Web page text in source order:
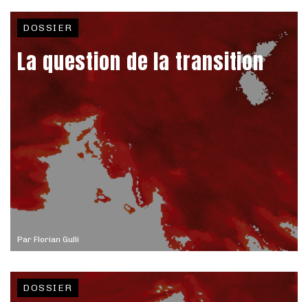
Par Florian Gulli
DOSSIER
La question de la transition
DOSSIER